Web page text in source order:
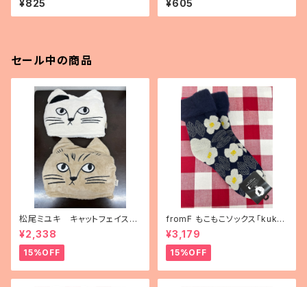
¥825 ¥605
セール中の商品
松尾ミユキ キャットフェイスブ
ランケット
¥2,338
15%OFF
fromF もこもこソックス「kukka
puutarha（花畑）」
¥3,179
15%OFF